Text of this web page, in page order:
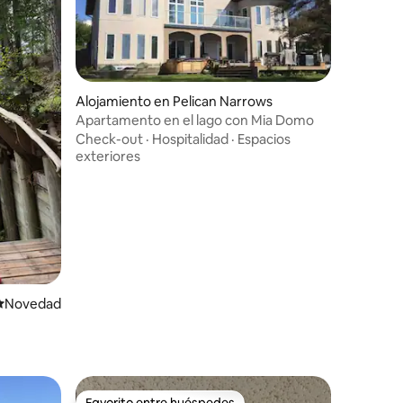
para hospedarse
Novedad
Alojamiento en Pelican Narrows
Apartamento en el lago con Mia Domo
Check-out · Hospitalidad · Espacios
exteriores